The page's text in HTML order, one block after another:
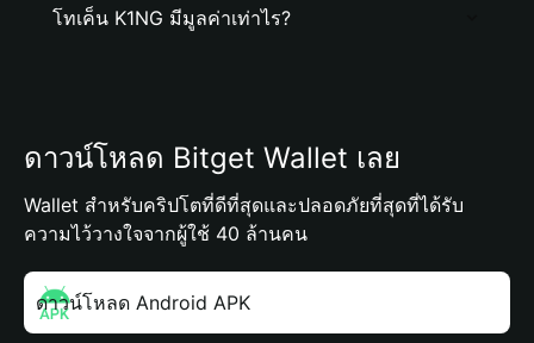
โทเค็น K1NG มีมูลค่าเท่าไร?
ดาวน์โหลด Bitget Wallet เลย
Wallet สำหรับคริปโตที่ดีที่สุดและปลอดภัยที่สุดที่ได้รับ
ความไว้วางใจจากผู้ใช้ 40 ล้านคน
ดาวน์โหลด Android APK